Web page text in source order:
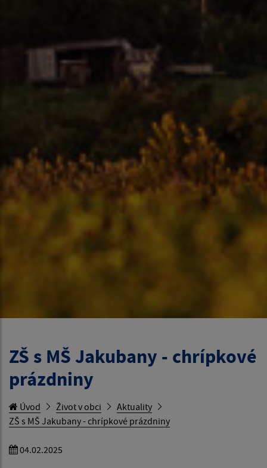
ZŠ s MŠ Jakubany - chrípkové
prázdniny
Úvod Život v obci
Aktuality
ZŠ s MŠ Jakubany - chrípkové prázdniny
04.02.2025